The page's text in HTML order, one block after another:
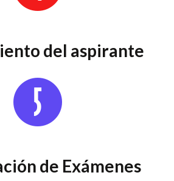
del aspirante
de Exámenes